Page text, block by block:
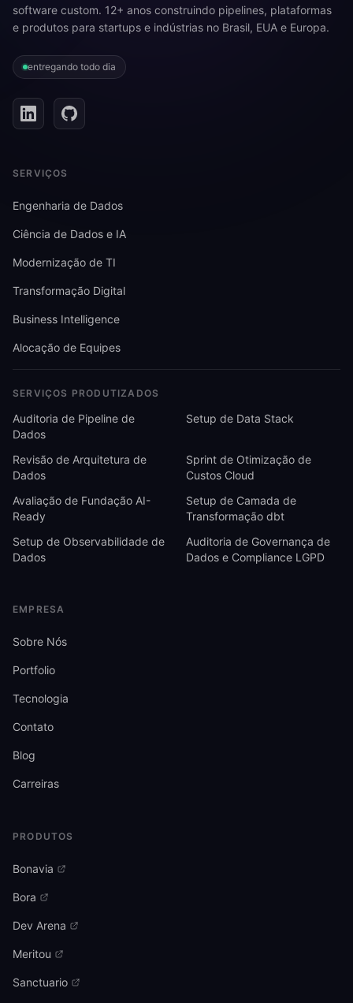
software custom. 12+ anos construindo pipelines, plataformas
e produtos para startups e indústrias no Brasil, EUA e Europa.
entregando todo dia
SERVIÇOS
Engenharia de Dados
Ciência de Dados e IA
Modernização de TI
Transformação Digital
Business Intelligence
Alocação de Equipes
SERVIÇOS PRODUTIZADOS
Auditoria de Pipeline de
Dados
Setup de Data Stack
Revisão de Arquitetura de
Dados
Sprint de Otimização de
Custos Cloud
Avaliação de Fundação AI-
Ready
Setup de Camada de
Transformação dbt
Setup de Observabilidade de
Dados
Auditoria de Governança de
Dados e Compliance LGPD
EMPRESA
Sobre Nós
Portfolio
Tecnologia
Contato
Blog
Carreiras
PRODUTOS
Bonavia
Bora
Dev Arena
Meritou
Sanctuario